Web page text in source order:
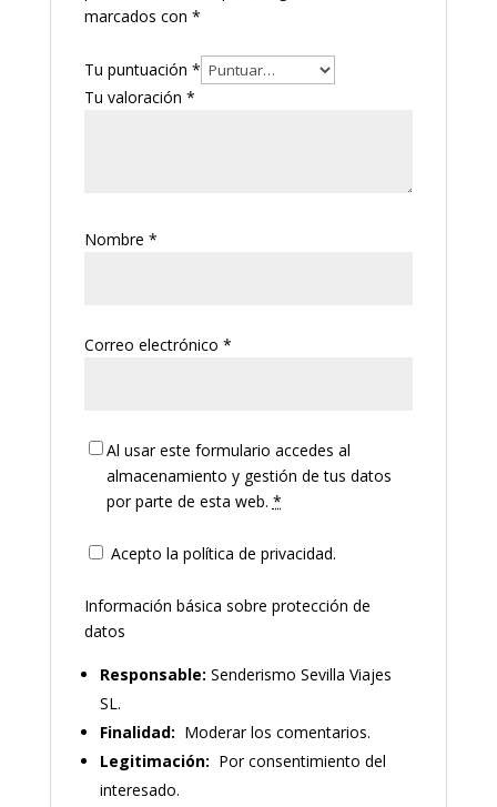
marcados con *
Tu puntuación *
Tu valoración *
Nombre *
Correo electrónico *
Al usar este formulario accedes al
almacenamiento y gestión de tus datos
por parte de esta web. *
Acepto la política de privacidad.
Información básica sobre protección de
datos
Responsable: Senderismo Sevilla Viajes
SL.
Finalidad: Moderar los comentarios.
Legitimación: Por consentimiento del
interesado.